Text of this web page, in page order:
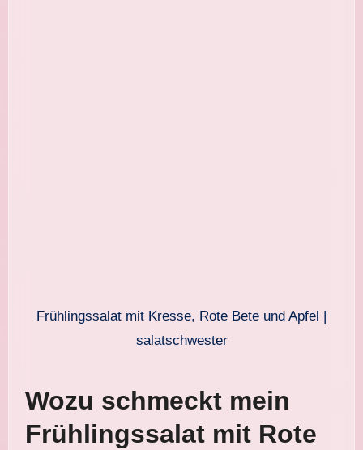
Frühlingssalat mit Kresse, Rote Bete und Apfel |
salatschwester
Wozu schmeckt mein
Frühlingssalat mit Rote